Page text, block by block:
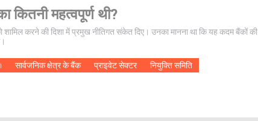
कितनी महत्वपूर्ण थी?
शामिल करने की दिशा में प्रमुख नीतिगत संकेत दिए। उनका मानना था कि यह कदम बैंकों की
सार्वजनिक क्षेत्र के बैंक प्राइवेट सेक्टर नियुक्ति समिति